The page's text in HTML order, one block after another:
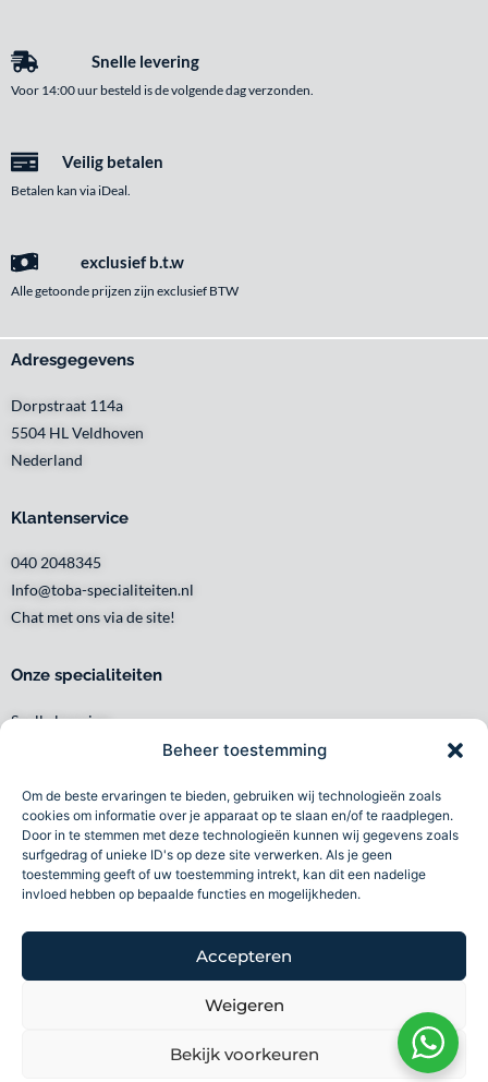
Beheer toestemming
Om de beste ervaringen te bieden, gebruiken wij technologieën zoals
cookies om informatie over je apparaat op te slaan en/of te raadplegen.
Door in te stemmen met deze technologieën kunnen wij gegevens zoals
surfgedrag of unieke ID's op deze site verwerken. Als je geen
toestemming geeft of uw toestemming intrekt, kan dit een nadelige
invloed hebben op bepaalde functies en mogelijkheden.
Accepteren
Weigeren
Bekijk voorkeuren
Snelle levering
Voor 14:00 uur besteld is de volgende dag verzonden.
Veilig betalen
Betalen kan via iDeal.
exclusief b.t.w
Alle getoonde prijzen zijn exclusief BTW
Adresgegevens
Dorpstraat 114a
5504 HL Veldhoven
Nederland
Klantenservice
040 2048345
Info@toba-specialiteiten.nl
Chat met ons via de site!
Onze specialiteiten
Snelle levering
Waar en wanneer u het wilt
Persoonlijk en lokaal
Duurzaam
Betrouwbaar
Volg ons
a
c
n
i
Wij accepteren